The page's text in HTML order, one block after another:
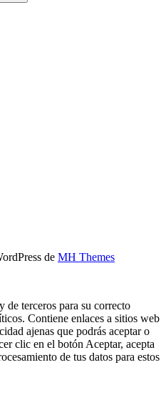
de MH Themes
de terceros para su correcto
Contiene enlaces a sitios web
ajenas que podrás aceptar o
clic en el botón Aceptar, acepta
de tus datos para estos